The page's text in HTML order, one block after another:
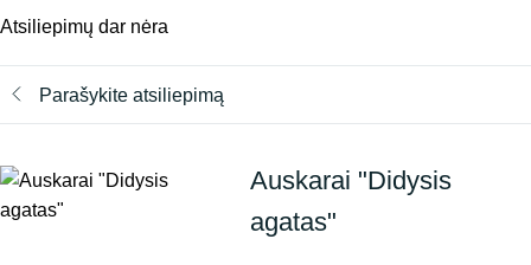
Atsiliepimų dar nėra
Parašykite atsiliepimą
Auskarai "Didysis
agatas"